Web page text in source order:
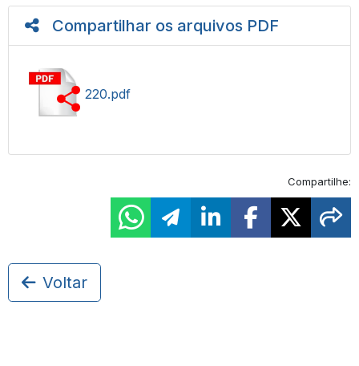
Compartilhar os arquivos PDF
220.pdf
Compartilhe:
Voltar